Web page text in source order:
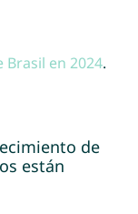
en 2024.
de
están